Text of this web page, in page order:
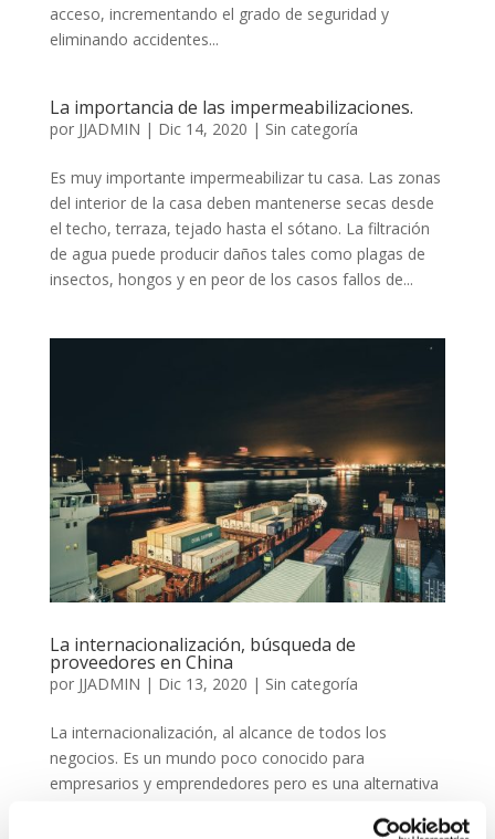
acceso, incrementando el grado de seguridad y
eliminando accidentes...
La importancia de las impermeabilizaciones.
por JJADMIN | Dic 14, 2020 | Sin categoría
Es muy importante impermeabilizar tu casa. Las zonas
del interior de la casa deben mantenerse secas desde
el techo, terraza, tejado hasta el sótano. La filtración
de agua puede producir daños tales como plagas de
insectos, hongos y en peor de los casos fallos de...
La internacionalización, búsqueda de
proveedores en China
por JJADMIN | Dic 13, 2020 | Sin categoría
La internacionalización, al alcance de todos los
negocios. Es un mundo poco conocido para
empresarios y emprendedores pero es una alternativa
negocios. La búsqueda de proveedores en China